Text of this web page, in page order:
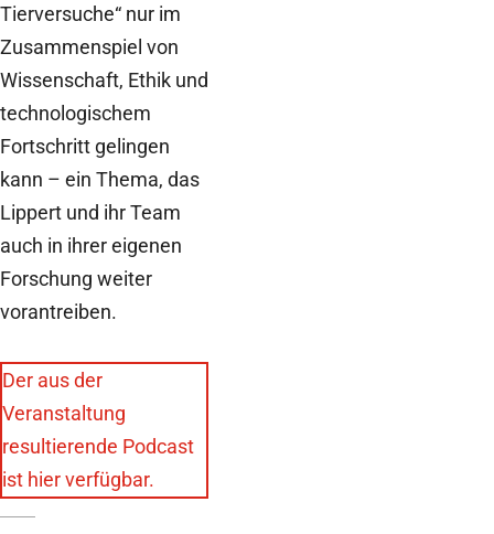
Tierversuche“ nur im
Zusammenspiel von
Wissenschaft, Ethik und
technologischem
Fortschritt gelingen
kann – ein Thema, das
Lippert und ihr Team
auch in ihrer eigenen
Forschung weiter
vorantreiben.
Der aus der
Veranstaltung
resultierende Podcast
ist hier verfügbar.